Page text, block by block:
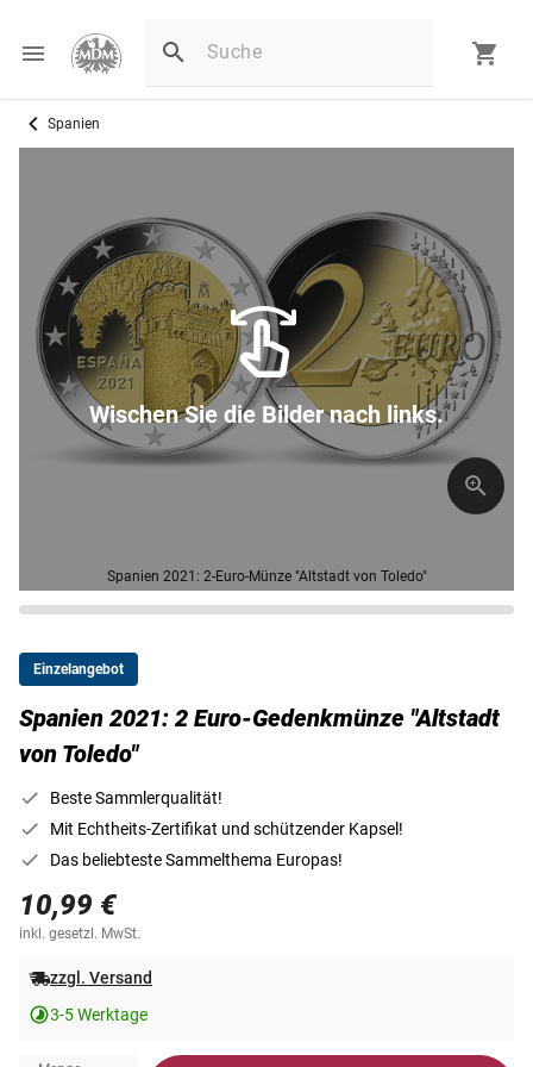
Spanien
Spanien 2021: 2-Euro-Münze "Altstadt von Toledo"
Wischen Sie die Bilder nach links.
Einzelangebot
Spanien 2021: 2 Euro-Gedenkmünze "Altstadt
von Toledo"
Beste Sammlerqualität!
Mit Echtheits-Zertifikat und schützender Kapsel!
Das beliebteste Sammelthema Europas!
10,99 €
inkl. gesetzl. MwSt.
zzgl. Versand
3-5 Werktage